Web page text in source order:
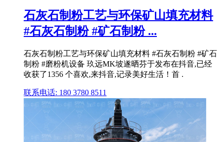
石灰石制粉工艺与环保矿山填充材料
#石灰石制粉 #矿石制粉 ...
石灰石制粉工艺与环保矿山填充材料 #石灰石制粉 #矿石
制粉 #磨粉机设备 玖远MK坡遂晒芬于发布在抖音,已经
收获了1356 个喜欢,来抖音,记录美好生活！首 .
联系电话: 180 3780 8511